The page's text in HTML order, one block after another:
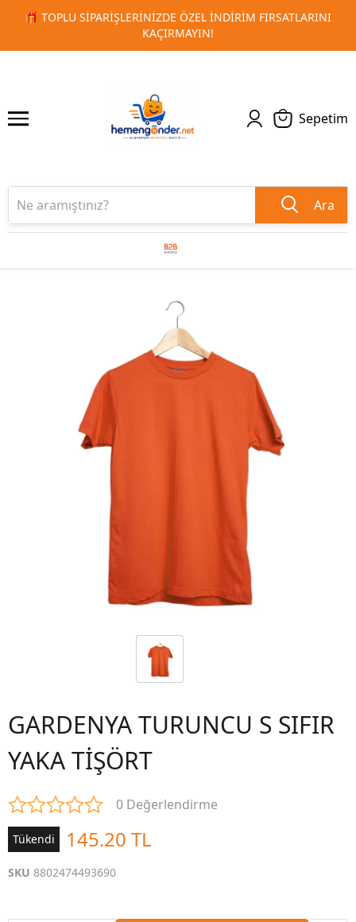
🚀 KURUMSAL PROMOSYON VE MATBAA
1 2
Sepetim
Ara
GARDENYA TURUNCU S SIFIR
YAKA TİŞÖRT
0 Değerlendirme
Tükendi 145.20 TL
SKU 8802474493690